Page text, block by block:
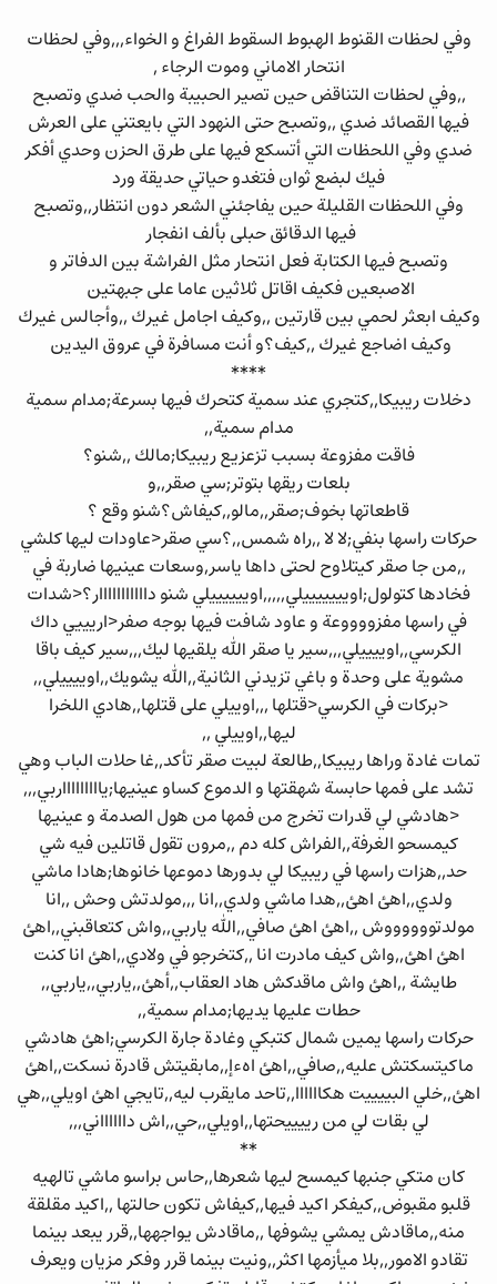
وفي لحظات القنوط الهبوط السقوط الفراغ و الخواء,,,وفي لحظات
انتحار الاماني وموت الرجاء ,
,,وفي لحظات التناقض حين تصير الحبيبة والحب ضدي وتصبح
فيها القصائد ضدي ,,وتصبح حتى النهود التي بايعتني على العرش
ضدي وفي اللحظات التي أتسكع فيها على طرق الحزن وحدي أفكر
فيك لبضع ثوان فتغدو حياتي حديقة ورد
وفي اللحظات القليلة حين يفاجئني الشعر دون انتظار,,وتصبح
فيها الدقائق حبلى بألف انفجار
وتصبح فيها الكتابة فعل انتحار مثل الفراشة بين الدفاتر و
الاصبعين فكيف اقاتل ثلاثين عاما على جبهتين
وكيف ابعثر لحمي بين قارتين ,,وكيف اجامل غيرك ,,وأجالس غيرك
وكيف اضاجع غيرك ,,كيف؟و أنت مسافرة في عروق اليدين
****
دخلات ريبيكا,,كتجري عند سمية كتحرك فيها بسرعة;مدام سمية
مدام سمية,,
فاقت مفزوعة بسبب تزعزيع ريبيكا;مالك ,,شنو؟
بلعات ريقها بتوتر;سي صقر,,و
قاطعاتها بخوف;صقر,,مالو,,كيفاش؟شنو وقع ؟
حركات راسها بنفي;لا لا ,,راه شمس,,؟سي صقر<عاودات ليها كلشي
,,من جا صقر كيتلاوح لحتى داها ياسر,وسعات عينيها ضاربة في
فخادها كتولول;اويييييييلي,,,,,اوييييييلي شنو دااااااااااار؟<شدات
في راسها مفزووووعة و عاود شافت فيها بوجه صفر<اريييي داك
الكرسي,,اوييييلي,,,سير يا صقر الله يلقيها ليك,,,سير كيف باقا
مشوية على وحدة و باغي تزيدني الثانية,,الله يشويك,,اوييييلي,,
<بركات في الكرسي<قتلها ,,,اوييلي على قتلها,,هادي اللخرا
ليها,,اوييلي ,,
تمات غادة وراها ريبيكا,,طالعة لبيت صقر تأكد,,غا حلات الباب وهي
تشد على فمها حابسة شهقتها و الدموع كساو عينيها;ياااااااااربي,,,
<هادشي لي قدرات تخرج من فمها من هول الصدمة و عينيها
كيمسحو الغرفة,,الفراش كله دم ,,مرون تقول قاتلين فيه شي
حد,,هزات راسها في ريبيكا لي بدورها دموعها خانوها;هادا ماشي
ولدي,,اهئ اهئ,,هدا ماشي ولدي,,انا ,,,مولدتش وحش ,,انا
مولدتووووووش ,,اهئ اهئ صافي,,الله ياربي,,واش كتعاقبني,,اهئ
اهئ اهئ,,واش كيف مادرت انا ,,كتخرجو في ولادي,,اهئ انا كنت
طايشة ,,اهئ واش ماقدكش هاد العقاب,,أهئ,,ياربي,,ياربي,,
حطات عليها يديها;مدام سمية,,
حركات راسها يمين شمال كتبكي وغادة جارة الكرسي;اهئ هادشي
ماكيتسكتش عليه,,صافي,,اهئ اهءإ,,مابقيتش قادرة نسكت,,اهئ
اهئ,,خلي البييييت هكاااااا,,تاحد مايقرب ليه,,تايجي اهئ اويلي,,هي
لي بقات لي من رييييحتها,,اويلي,,حي,,اش دااااااني,,,
**
كان متكي جنبها كيمسح ليها شعرها,,حاس براسو ماشي تالهيه
قلبو مقبوض,,كيفكر اكيد فيها,,كيفاش تكون حالتها ,,اكيد مقلقة
منه,,ماقادش يمشي يشوفها ,,ماقادش يواجهها,,قرر يبعد بينما
تقادو الامور,,بلا ميأزمها اكثر,,ونيت بينما قرر وفكر مزيان ويعرف